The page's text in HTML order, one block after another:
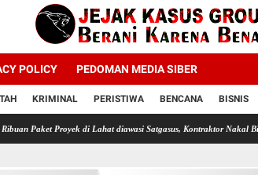
POLICY PEDOMAN MEDIA SIBER
KRIMINAL PERISTIWA BENCANA BISNIS
di Lahat diawasi Satgasus, Kontraktor Nakal Bisa Terancam Bui